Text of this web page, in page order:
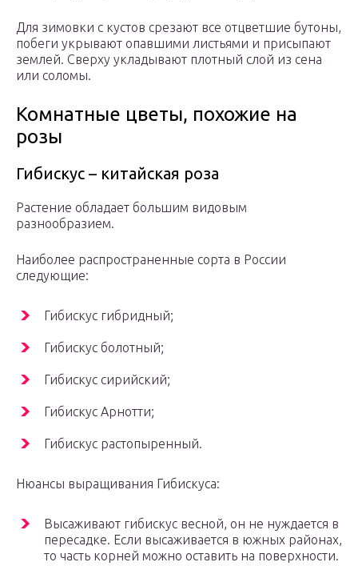
Для зимовки с кустов срезают все отцветшие бутоны,
побеги укрывают опавшими листьями и присыпают
землей. Сверху укладывают плотный слой из сена
или соломы.
Koмнaтныe цвeты, похожие на
розы
Гибискус – китайская роза
Растение обладает большим видовым
разнообразием.
Наиболее распространенные сорта в России
следующие:
Гибискус гибридный;
Гибискус болотный;
Гибискус сирийский;
Гибискус Арнотти;
Гибискус растопыренный.
Нюансы выращивания Гибискуса:
Высаживают гибискус весной, он не нуждается в
пересадке. Если высаживается в южных районах,
то часть корней можно оставить на поверхности.